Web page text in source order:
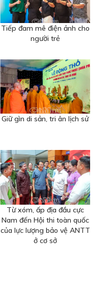
Tiếp đam mê điện ảnh cho
người trẻ
Giữ gìn di sản, tri ân lịch sử
Từ xóm, ấp địa đầu cực
Nam đến Hội thi toàn quốc
của lực lượng bảo vệ ANTT
ở cơ sở